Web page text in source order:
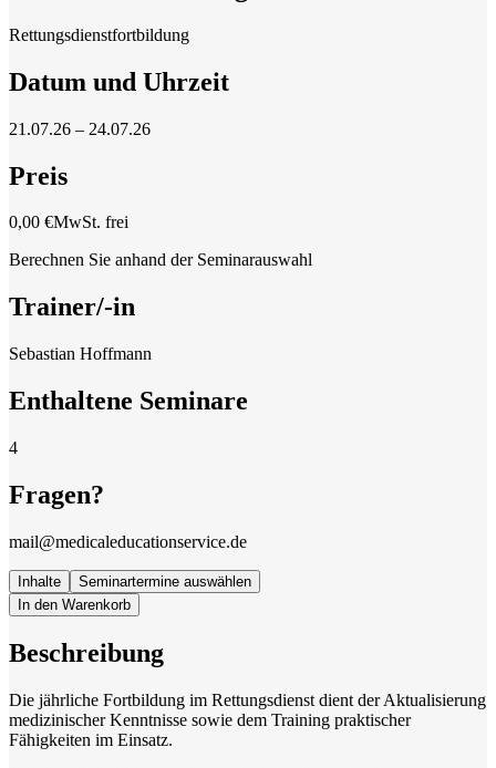
Rettungsdienstfortbildung
Datum und Uhrzeit
21.07.26 – 24.07.26
Preis
0,00 €MwSt. frei
Berechnen Sie anhand der Seminarauswahl
Trainer/-in
Sebastian Hoffmann
Enthaltene Seminare
4
Fragen?
mail@medicaleducationservice.de
Inhalte
Seminartermine auswählen
In den Warenkorb
Beschreibung
Die jährliche Fortbildung im Rettungsdienst dient der Aktualisierung
medizinischer Kenntnisse sowie dem Training praktischer
Fähigkeiten im Einsatz.